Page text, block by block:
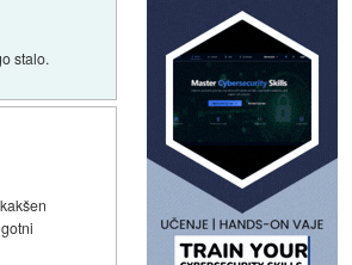
stalo.